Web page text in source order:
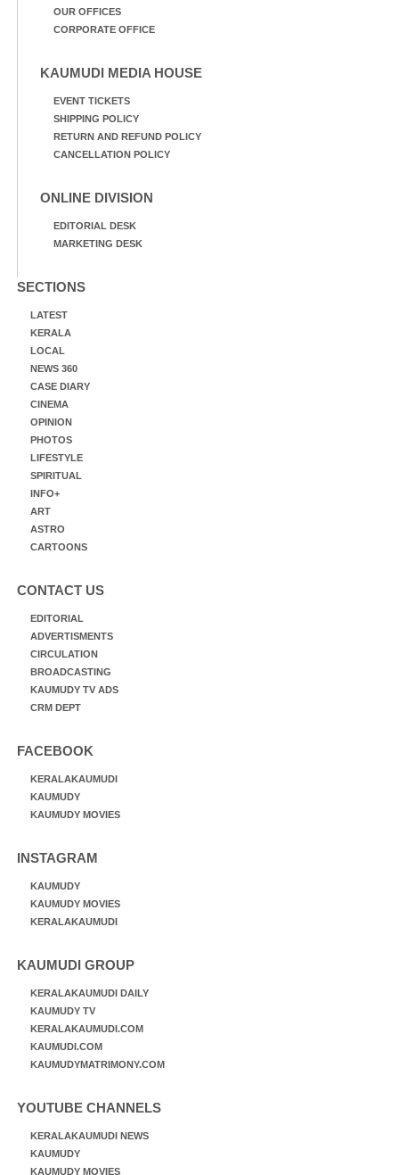
OUR OFFICES
CORPORATE OFFICE
KAUMUDI MEDIA HOUSE
EVENT TICKETS
SHIPPING POLICY
RETURN AND REFUND POLICY
CANCELLATION POLICY
ONLINE DIVISION
EDITORIAL DESK
MARKETING DESK
SECTIONS
LATEST
KERALA
LOCAL
NEWS 360
CASE DIARY
CINEMA
OPINION
PHOTOS
LIFESTYLE
SPIRITUAL
INFO+
ART
ASTRO
CARTOONS
CONTACT US
EDITORIAL
ADVERTISMENTS
CIRCULATION
BROADCASTING
KAUMUDY TV ADS
CRM DEPT
FACEBOOK
KERALAKAUMUDI
KAUMUDY
KAUMUDY MOVIES
INSTAGRAM
KAUMUDY
KAUMUDY MOVIES
KERALAKAUMUDI
KAUMUDI GROUP
KERALAKAUMUDI DAILY
KAUMUDY TV
KERALAKAUMUDI.COM
KAUMUDI.COM
KAUMUDYMATRIMONY.COM
YOUTUBE CHANNELS
KERALAKAUMUDI NEWS
KAUMUDY
KAUMUDY MOVIES